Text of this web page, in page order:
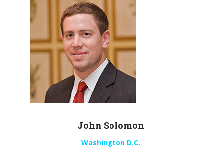
John Solomon
Washington D.C.